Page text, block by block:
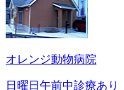
オレンジ動物病院
日曜日午前中診療あり